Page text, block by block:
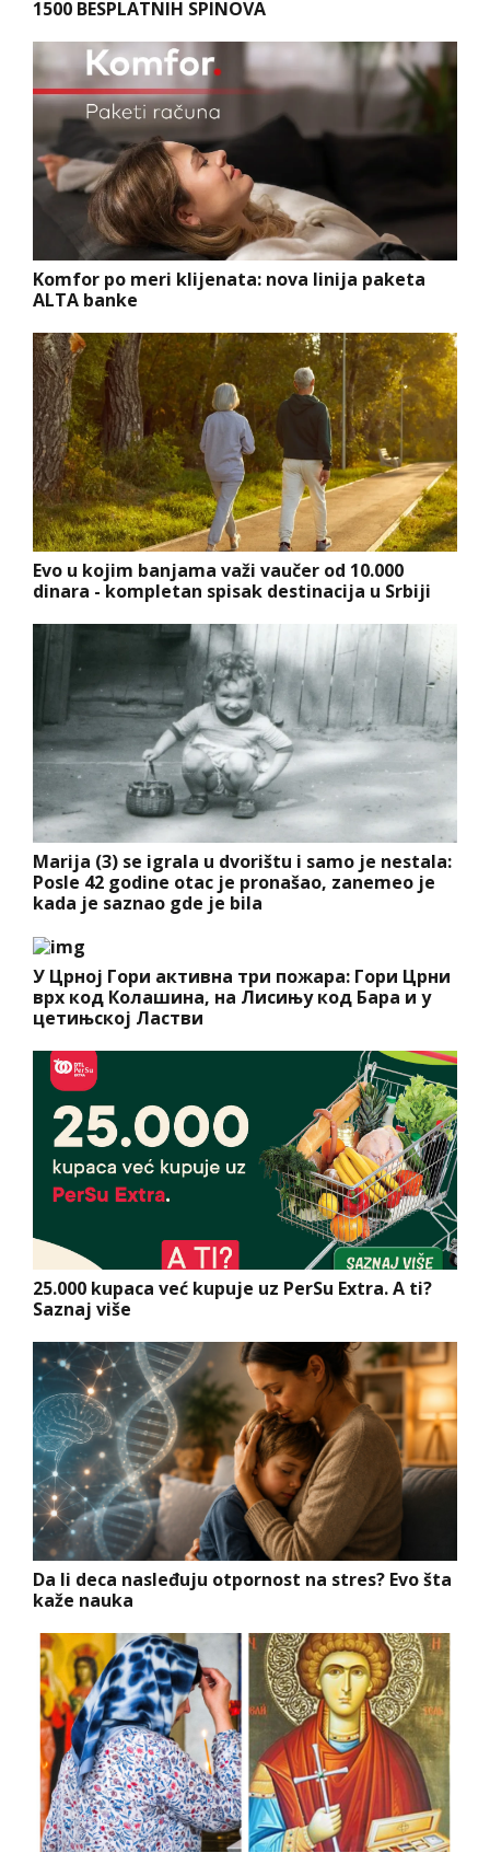
1500 BESPLATNIH SPINOVA
Komfor po meri klijenata: nova linija paketa
ALTA banke
Evo u kojim banjama važi vaučer od 10.000
dinara - kompletan spisak destinacija u Srbiji
Marija (3) se igrala u dvorištu i samo je nestala:
Posle 42 godine otac je pronašao, zanemeo je
kada je saznao gde je bila
У Црној Гори активна три пожара: Гори Црни
врх код Колашина, на Лисињу код Бара и у
цетињској Ластви
25.000 kupaca već kupuje uz PerSu Extra. A ti?
Saznaj više
Da li deca nasleđuju otpornost na stres? Evo šta
kaže nauka